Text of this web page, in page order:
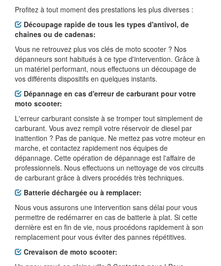
Profitez à tout moment des prestations les plus diverses :
Découpage rapide de tous les types d'antivol, de
chaines ou de cadenas:
Vous ne retrouvez plus vos clés de moto scooter ? Nos
dépanneurs sont habitués à ce type d'intervention. Grâce à
un matériel performant, nous effectuons un découpage de
vos différents dispositifs en quelques instants.
Dépannage en cas d'erreur de carburant pour votre
moto scooter:
L'erreur carburant consiste à se tromper tout simplement de
carburant. Vous avez rempli votre réservoir de diesel par
inattention ? Pas de panique. Ne mettez pas votre moteur en
marche, et contactez rapidement nos équipes de
dépannage. Cette opération de dépannage est l'affaire de
professionnels. Nous effectuons un nettoyage de vos circuits
de carburant grâce à divers procédés très techniques.
Batterie déchargée ou à remplacer:
Nous vous assurons une intervention sans délai pour vous
permettre de redémarrer en cas de batterie à plat. Si cette
dernière est en fin de vie, nous procédons rapidement à son
remplacement pour vous éviter des pannes répétitives.
Crevaison de moto scooter: